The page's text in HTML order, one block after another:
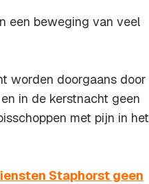
een beweging van veel
worden doorgaans door
in de kerstnacht geen
met pijn in het
Staphorst geen